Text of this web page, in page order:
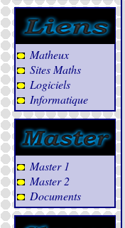
Matheux
Sites Maths
Logiciels
Informatique
Master 1
Master 2
Documents